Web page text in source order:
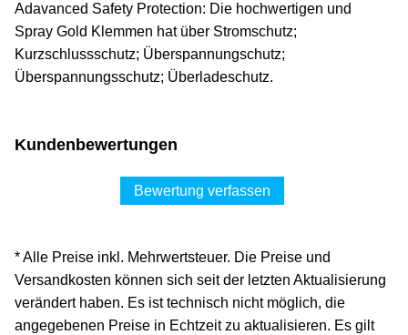
Adavanced Safety Protection: Die hochwertigen und
Spray Gold Klemmen hat über Stromschutz;
Kurzschlussschutz; Überspannungschutz;
Überspannungsschutz; Überladeschutz.
Kundenbewertungen
Bewertung verfassen
* Alle Preise inkl. Mehrwertsteuer. Die Preise und
Versandkosten können sich seit der letzten Aktualisierung
verändert haben. Es ist technisch nicht möglich, die
angegebenen Preise in Echtzeit zu aktualisieren. Es gilt